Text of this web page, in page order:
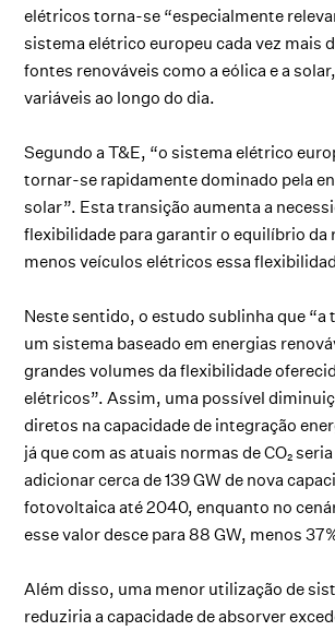
elétricos torna-se “especialmente
sistema elétrico europeu cada vez mais
fontes renováveis como a eólica e a
variáveis ao longo do dia.
Segundo a T&E, “o sistema elétrico
tornar-se rapidamente dominado pela
solar”. Esta transição aumenta a
flexibilidade para garantir o equilíbrio da
menos veículos elétricos essa
Neste sentido, o estudo sublinha que “a
um sistema baseado em energias
grandes volumes da flexibilidade
elétricos”. Assim, uma possível
diretos na capacidade de integração
já que com as atuais normas de CO₂
adicionar cerca de 139 GW de nova
fotovoltaica até 2040, enquanto no
esse valor desce para 88 GW, menos
Além disso, uma menor utilização de
reduziria a capacidade de absorver